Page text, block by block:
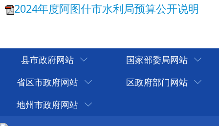
县市政府网站
国家部委局网站
省区市政府网站
区政府部门网站
地州市政府网站